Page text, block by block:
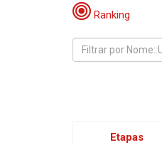
Ranking
Etapas